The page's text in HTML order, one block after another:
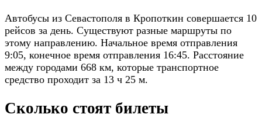
Автобусы из Севастополя в Кропоткин совершается 10
рейсов за день. Существуют разные маршруты по
этому направлению. Начальное время отправления
9:05, конечное время отправления 16:45. Расстояние
между городами 668 км, которые транспортное
средство проходит за 13 ч 25 м.
Сколько стоят билеты